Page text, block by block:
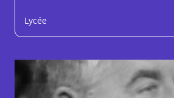
Lycée